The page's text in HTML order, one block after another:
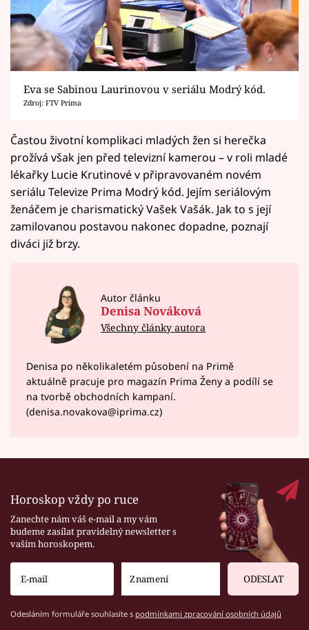
Eva se Sabinou Laurinovou v seriálu Modrý kód.
Zdroj: FTV Prima
Častou životní komplikaci mladých žen si herečka
prožívá však jen před televizní kamerou – v roli mladé
lékařky Lucie Krutinové v připravovaném novém
seriálu Televize Prima Modrý kód. Jejím seriálovým
ženáčem je charismatický Vašek Vašák. Jak to s její
zamilovanou postavou nakonec dopadne, poznají
diváci již brzy.
Autor článku
Denisa Nováková
Všechny články autora
Denisa po několikaletém působení na Primě
aktuálně pracuje pro magazín Prima Ženy a podílí se
na tvorbě obchodních kampaní.
(denisa.novakova@iprima.cz)
Horoskop vždy po ruce
Zanechte nám váš e-mail a my vám
budeme zasílat pravidelný newsletter s
vaším horoskopem.
ODESLAT
Odesláním formuláře souhlasíte s podmínkami zpracování osobních údajů